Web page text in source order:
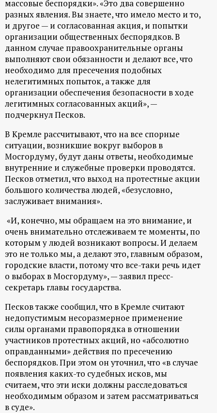
й
п
о
р
т
а
л
массовые беспорядки». «Это два совершенно
разных явления. Вы знаете, что имело место и то,
и другое — и согласованная акция, и попытки
организации общественных беспорядков. В
данном случае правоохранительные органы
выполняют свои обязанности и делают все, что
необходимо для пресечения подобных
нелегитимных попыток, а также для
организации обеспечения безопасности в ходе
легитимных согласованных акций», —
подчеркнул Песков.
В Кремле рассчитывают, что на все спорные
ситуации, возникшие вокруг выборов в
Мосгордуму, будут даны ответы, необходимые
внутренние и служебные проверки проводятся.
Песков отметил, что выход на протестные акции
большого количества людей, «безусловно,
заслуживает внимания».
«И, конечно, мы обращаем на это внимание, и
очень внимательно отслеживаем те моменты, по
которым у людей возникают вопросы. И делаем
это не только мы, а делают это, главным образом,
городские власти, потому что все-таки речь идет
о выборах в Мосгордуму», — заявил пресс-
секретарь главы государства.
Песков также сообщил, что в Кремле считают
недопустимым несоразмерное применение
силы органами правопорядка в отношении
участников протестных акций, но «абсолютно
оправданными» действия по пресечению
беспорядков. При этом он уточнил, что «в случае
появления каких-то судебных исков, мы
считаем, что эти иски должны расследоваться
необходимым образом и затем рассматриваться
в суде».